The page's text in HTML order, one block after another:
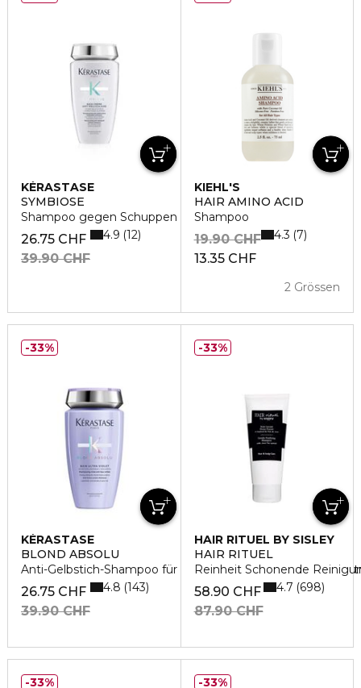
KÉRASTASE
SYMBIOSE
Shampoo gegen Schuppen für trockene Kopfhaut
26.75 CHF
39.90 CHF
4.9 12
KIEHL'S
HAIR AMINO ACID
Shampoo
13.35 CHF
19.90 CHF
2 Grössen
4.3 7
KÉRASTASE
BLOND ABSOLU
Anti-Gelbstich-Shampoo für blondes, aufgehelltes oder
26.75 CHF
39.90 CHF
4.8 143
33%
HAIR RITUEL BY SISLEY
HAIR RITUEL
Reinheit Schonende
58.90 CHF
87.90 CHF
4.7 698
33%
33% 33%